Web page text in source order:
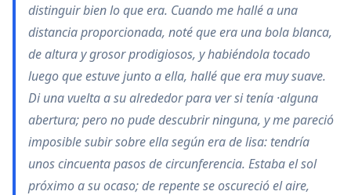
distinguir bien lo que era. Cuando me hallé a una
distancia proporcionada, noté que era una bola blanca,
de altura y grosor prodigiosos, y habién­dola tocado
luego que estuve junto a ella, hallé que era muy suave.
Di una vuelta a su alrededor para ver si tenía ·alguna
aber­tura; pero no pude descubrir ninguna, y me pareció
imposible subir sobre ella se­gún era de lisa: tendría
unos cincuenta pasos de circunferencia. Estaba el sol
próximo a su ocaso; de repente se oscureció el aire,